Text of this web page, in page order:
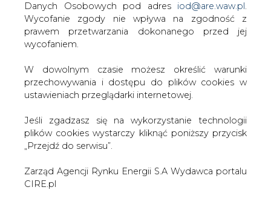
W dowolnym czasie możesz określić warunki
przechowywania i dostępu do plików cookies w
ustawieniach przeglądarki internetowej.
Jeśli zgadzasz się na wykorzystanie technologii
plików cookies wystarczy kliknąć poniższy przycisk
„Przejdź do serwisu”.
Zarząd Agencji Rynku Energii S.A Wydawca portalu
CIRE.pl
Przejdź do serwisu
Ropa naftowa mocno drożenie po inwazji Rosji na
około 8 proc., dochodząc do poziomu 113 USD za
baryłkę.
oraz Unia Europejska, wprowadziły szereg sankcji na
Rosję, żeby ukarać ją za atak na Ukrainę. Do tej pory
jednak nie wprowadzono zakazu importu z Rosji ropy